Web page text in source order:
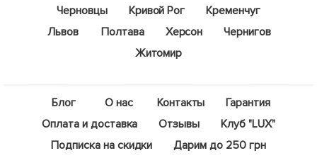
Черновцы
Кривой Рог
Кременчуг
Львов
Полтава Херсон
Чернигов
Житомир
Блог О нас Контакты
Гарантия
Оплата и доставка
Отзывы
Клуб "LUX"
Подписка на скидки
Дарим до 250 грн